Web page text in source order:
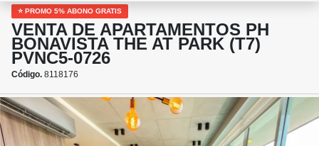
⭐ PROMO 5% ABONO GRATIS
VENTA DE APARTAMENTOS PH
BONAVISTA THE AT PARK (T7)
PVNC5-0726
Código. 8118176